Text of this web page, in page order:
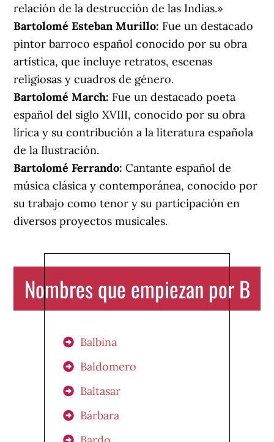
relación de la destrucción de las Indias.»
Bartolomé Esteban Murillo: Fue un destacado
pintor barroco español conocido por su obra
artística, que incluye retratos, escenas
religiosas y cuadros de género.
Bartolomé March: Fue un destacado poeta
español del siglo XVIII, conocido por su obra
lírica y su contribución a la literatura española
de la Ilustración.
Bartolomé Ferrando: Cantante español de
música clásica y contemporánea, conocido por
su trabajo como tenor y su participación en
diversos proyectos musicales.
Nombres que empiezan por B
Balbina
Baldomero
Baltasar
Bárbara